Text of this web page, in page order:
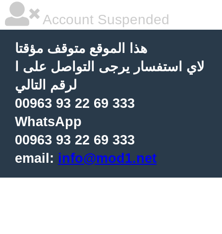
Account Suspended
هذا الموقع متوقف مؤقتا
لاي استفسار يرجى التواصل على ا
لرقم التالي
00963 93 22 69 333
WhatsApp
00963 93 22 69 333
email: info@mod1.net